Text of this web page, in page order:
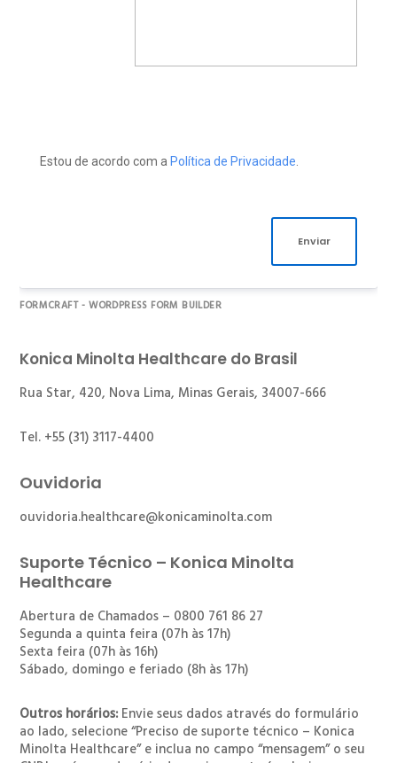
Estou de acordo com a Política de Privacidade
Enviar
FORMCRAFT - WORDPRESS FORM BUILDER
Konica Minolta Healthcare do Brasil
Rua Star, 420, Nova Lima, Minas Gerais, 34007-666
Tel. +55 (31) 3117-4400
Ouvidoria
ouvidoria.healthcare@konicaminolta.com
Suporte Técnico – Konica Minolta
Healthcare
Abertura de Chamados – 0800 761 86 27
Segunda a quinta feira (07h às 17h)
Sexta feira (07h às 16h)
Sábado, domingo e feriado (8h às 17h)
Outros horários: Envie seus dados através do formulário
ao lado, selecione “Preciso de suporte técnico – Konica
Minolta Healthcare” e inclua no campo “mensagem” o seu